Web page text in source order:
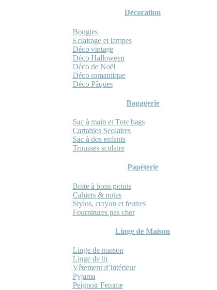
Décoration
Bougies
Eclairage et lampes
Déco vintage
Déco Halloween
Déco de Noël
Déco romantique
Déco Pâques
Bagagerie
Sac à main et Tote bags
Cartables Scolaires
Sac à dos enfants
Trousses scolaire
Papèterie
Boite à bons points
Cahiers & notes
Stylos, crayon et feutres
Fournitures pas cher
Linge de Maison
Linge de maison
Linge de lit
Vêtement d’intérieur
Pyjama
Peignoir Femme